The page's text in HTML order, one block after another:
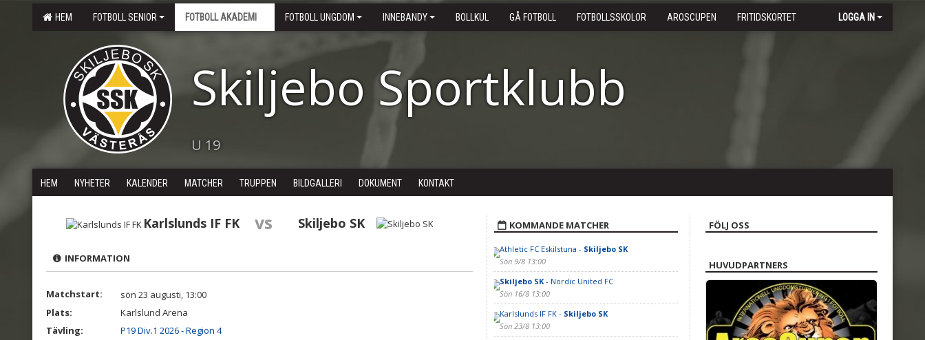
HEM FOTBOLL SENIOR FOTBOLL AKADEMI FOTBOLL UNGDOM INNEBANDY BOLLKUL GÅ FOTBOLL FOTBOLLSSKOLOR AROSCUPEN FRITIDSKORTET LOGGA IN
Skiljebo Sportklubb
U 19
HEM NYHETER KALENDER MATCHER TRUPPEN BILDGALLERI DOKUMENT KONTAKT
Karlslunds IF FK vs Skiljebo SK
INFORMATION
Matchstart:
sön 23 augusti, 13:00
Plats:
Karlslund Arena
Tävling:
P19 Div.1 2026 - Region 4
KOMMANDE MATCHER
Athletic FC Eskilstuna - Skiljebo SK
Sön 9/8 13:00
Skiljebo SK- Nordic United FC
Sön 16/8 13:00
Karlslunds IF FK - Skiljebo SK
Sön 23/8 13:00
FÖLJ OSS
HUVUDPARTNERS